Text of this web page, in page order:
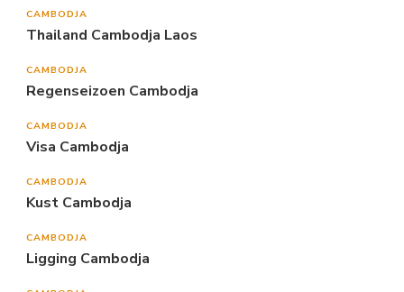
CAMBODJA
Thailand Cambodja Laos
CAMBODJA
Regenseizoen Cambodja
CAMBODJA
Visa Cambodja
CAMBODJA
Kust Cambodja
CAMBODJA
Ligging Cambodja